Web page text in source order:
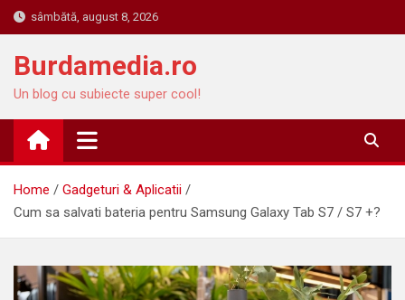
Skip
to
content
sâmbătă, august 8, 2026
Burdamedia.ro
Un blog cu subiecte super cool!
Home
Gadgeturi & Aplicatii
Cum sa salvati bateria pentru Samsung Galaxy Tab S7 / S7 +?